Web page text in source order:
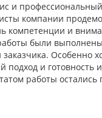
и
компании
компетенции и
были
Особенно
подход и готовность
работы остались